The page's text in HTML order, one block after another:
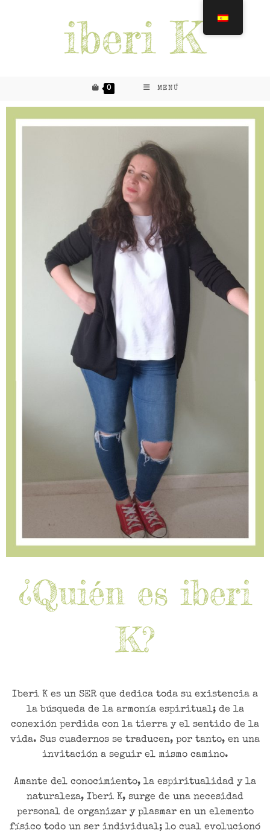
0 MENÚ
¿Quién es iberi
K?
Iberi K es un SER que dedica toda su existencia a
la búsqueda de la armonía espiritual; de la
conexión perdida con la tierra y el sentido de la
vida. Sus cuadernos se traducen, por tanto, en una
invitación a seguir el mismo camino.
Amante del conocimiento, la espiritualidad y la
naturaleza, Iberi K, surge de una necesidad
personal de organizar y plasmar en un elemento
físico todo un ser individual; lo cual evolucionó